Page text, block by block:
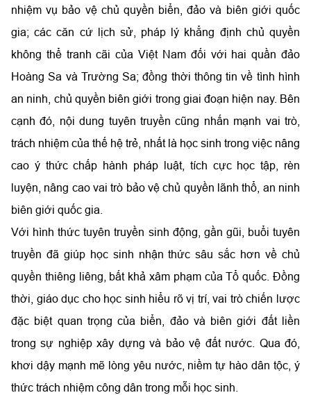
nhiệm vụ bảo vệ chủ quyền biển, đảo và biên giới quốc
gia; các căn cứ lịch sử, pháp lý khẳng định chủ quyền
không thể tranh cãi của Việt Nam đối với hai quần đảo
Hoàng Sa và Trường Sa; đồng thời thông tin về tình hình
an ninh, chủ quyền biên giới trong giai đoạn hiện nay. Bên
cạnh đó, nội dung tuyên truyền cũng nhấn mạnh vai trò,
trách nhiệm của thế hệ trẻ, nhất là học sinh trong việc nâng
cao ý thức chấp hành pháp luật, tích cực học tập, rèn
luyện, nâng cao vai trò bảo vệ chủ quyền lãnh thổ, an ninh
biên giới quốc gia.
Với hình thức tuyên truyền sinh động, gần gũi, buổi tuyên
truyền đã giúp học sinh nhận thức sâu sắc hơn về chủ
quyền thiêng liêng, bất khả xâm phạm của Tổ quốc. Đồng
thời, giáo dục cho học sinh hiểu rõ vị trí, vai trò chiến lược
đặc biệt quan trọng của biển, đảo và biên giới đất liền
trong sự nghiệp xây dựng và bảo vệ đất nước. Qua đó,
khơi dậy mạnh mẽ lòng yêu nước, niềm tự hào dân tộc, ý
thức trách nhiệm công dân trong mỗi học sinh.